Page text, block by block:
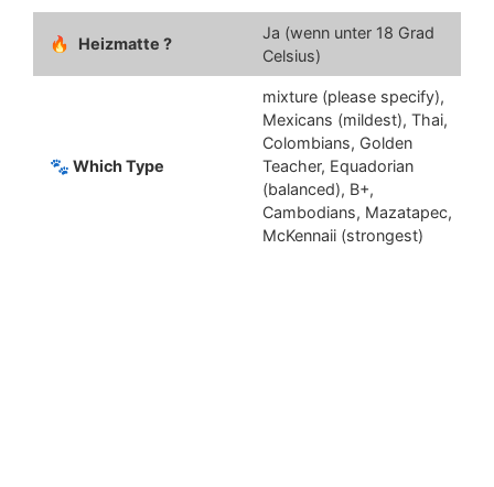
Heizmatte ?
Ja (wenn unter 18 Grad
Celsius)
🐾 Which Type
mixture (please specify),
Mexicans (mildest), Thai,
Colombians, Golden
Teacher, Equadorian
(balanced), B+,
Cambodians, Mazatapec,
McKennaii (strongest)